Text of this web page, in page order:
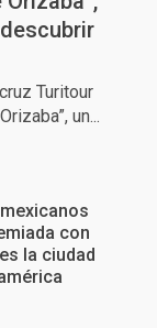
Turitour
un...
con
la ciudad